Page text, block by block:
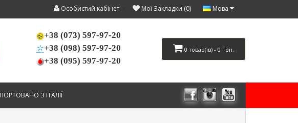
Особистий кабінет Мої Закладки (0) Мова
+38 (073) 597-97-20
+38 (098) 597-97-20
+38 (095) 597-97-20
0 товар(ів) - 0 Грн.
З ІТАЛІЇ